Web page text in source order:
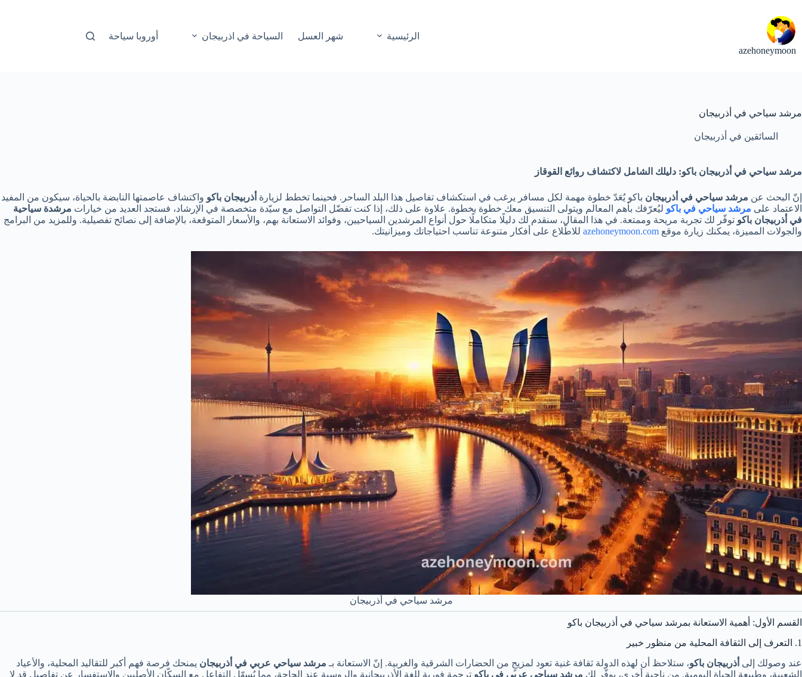
إلى
المحتوى
azehoneymoon
الرئيسية شهر العسل السياحة في اذربيجان أوروبا سياحة
مرشد سياحي في أذربيجان
السائقين في أذربيجان
مرشد سياحي في أذربيجان باكو: دليلك الشامل لاكتشاف روائع القوقاز
إنّ البحث عن مرشد سياحي في أذربيجان باكو يُعَدّ خطوة مهمة لكل مسافر يرغب في استكشاف تفاصيل هذا البلد الساحر. فحينما تخطط لزيارة أذربيجان باكو واكتشاف عاصمتها النابضة بالحياة، سيكون من المفيد
الاعتماد على مرشد سياحي في باكو ليُعرّفك بأهم المعالم ويتولى التنسيق معك خطوة بخطوة. علاوة على ذلك، إذا كنت تفضّل التواصل مع سيّدة متخصصة في الإرشاد، فستجد العديد من خيارات مرشدة سياحية
في أذربيجان باكو توفّر لك تجربة مريحة وممتعة. في هذا المقال، سنقدم لك دليلًا متكاملًا حول أنواع المرشدين السياحيين، وفوائد الاستعانة بهم، والأسعار المتوقعة، بالإضافة إلى نصائح تفصيلية. وللمزيد من البرامج
والجولات المميزة، يمكنك زيارة موقع azehoneymoon.com للاطّلاع على أفكار متنوعة تناسب احتياجاتك وميزانيتك.
مرشد سياحي في أذربيجان
القسم الأول: أهمية الاستعانة بمرشد سياحي في أذربيجان باكو
1. التعرف إلى الثقافة المحلية من منظور خبير
عند وصولك إلى أذربيجان باكو، ستلاحظ أن لهذه الدولة ثقافة غنية تعود لمزيجٍ من الحضارات الشرقية والغربية. إنّ الاستعانة بـ مرشد سياحي عربي في أذربيجان يمنحك فرصة فهم أكبر للتقاليد المحلية، والأعياد
الشعبية، وطبيعة الحياة اليومية. من ناحية أخرى، يوفّر لك مرشد سياحي عربي في باكو ترجمة فورية للغة الأذربيجانية والروسية عند الحاجة، مما يُسهّل التفاعل مع السكّان الأصليين والاستفسار عن تفاصيل قد لا